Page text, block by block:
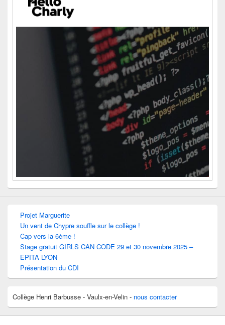
Projet Marguerite
Un vent de Chypre souffle sur le collège !
Cap vers la 6ème !
Stage gratuit GIRLS CAN CODE 29 et 30 novembre 2025 –
EPITA LYON
Présentation du CDI
Collège Henri Barbusse - Vaulx-en-Velin - nous contacter